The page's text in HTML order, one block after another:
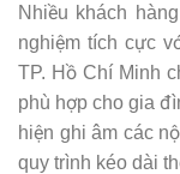
Nhiều khách
nghiệm tích cực
TP. Hồ Chí Minh
phù hợp cho gia
hiện ghi âm các
quy trình kéo dài